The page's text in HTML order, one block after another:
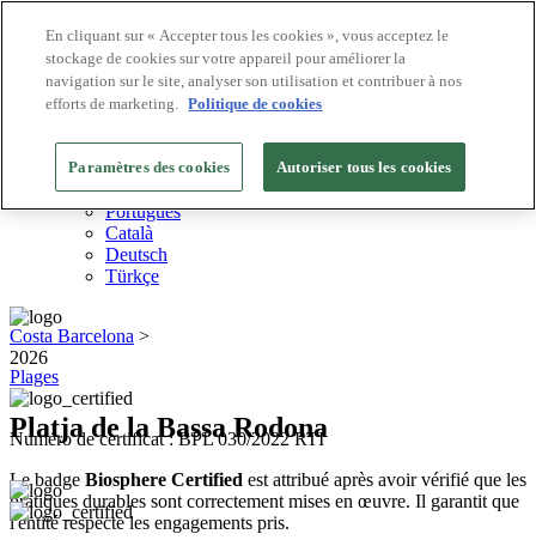
Destinations Biosphere
Entreprises Biosphere
Comment nous valorisons
FR
English
Español
Português
Català
Deutsch
Türkçe
2026
Numéro de certificat : BPL 030/2022 RTI
Le badge Biosphere Certified est attribué après avoir vérifié que les
pratiques durables sont correctement mises en œuvre. Il garantit que
l'entité respecte les engagements pris.
Costa Barcelona >
Plages
Platja de la Bassa Rodona
En cliquant sur « Accepter tous les cookies », vous acceptez le
stockage de cookies sur votre appareil pour améliorer la
navigation sur le site, analyser son utilisation et contribuer à nos
efforts de marketing. Politique de cookies
Paramètres des cookies Autoriser tous les cookies